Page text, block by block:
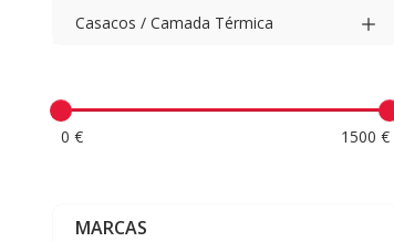
Casacos / Camada Térmica
0 € 1500 €
MARCAS